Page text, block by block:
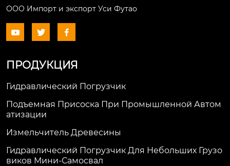
ООО Импорт и экспорт Уси Футао
  
ПРОДУКЦИЯ
Гидравлический Погрузчик
Подъемная Присоска При Промышленной Автом
Атизации
Измельчитель Древесины
Гидравлический Погрузчик Для Небольших Грузо
Виков Мини-Самосвал